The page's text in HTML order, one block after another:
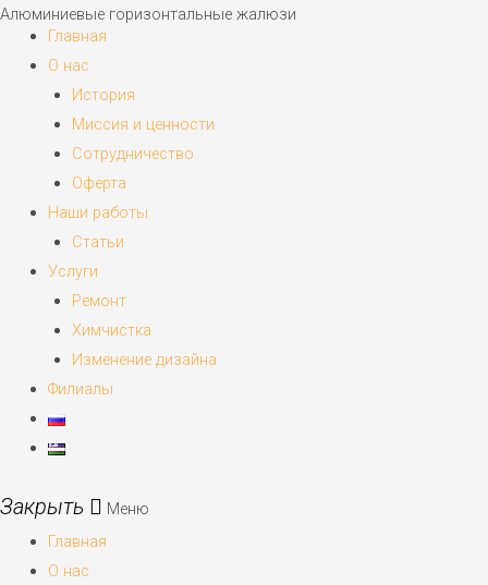
Алюминиевые горизонтальные жалюзи
Главная
О нас
История
Миссия и ценности
Сотрудничество
Оферта
Наши работы
Статьи
Услуги
Ремонт
Химчистка
Изменение дизайна
Филиалы
Меню
Главная
О нас